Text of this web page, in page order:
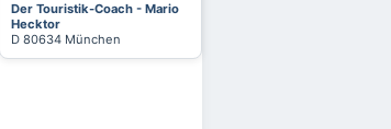
Der Touristik-Coach - Mario
Hecktor
D 80634 München